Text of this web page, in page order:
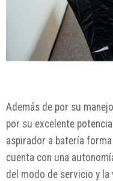
Además de por su
por su excelente
aspirador a batería
cuenta con una
del modo de servicio y